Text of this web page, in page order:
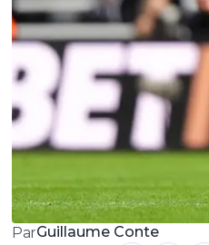
ParGuillaume Conte